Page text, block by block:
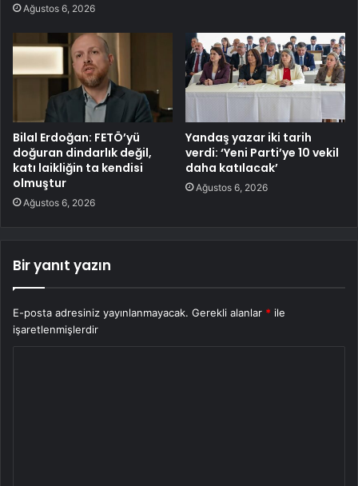
Ağustos 6, 2026
Bilal Erdoğan: FETÖ’yü
doğuran dindarlık değil,
katı laikliğin ta kendisi
olmuştur
Ağustos 6, 2026
Yandaş yazar iki tarih
verdi: ‘Yeni Parti’ye 10 vekil
daha katılacak’
Ağustos 6, 2026
Bir yanıt yazın
E-posta adresiniz yayınlanmayacak. Gerekli alanlar * ile
işaretlenmişlerdir